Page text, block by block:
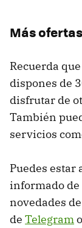
Más ofertas
Recuerda
dispones de
disfrutar de
También
servicios
Puedes estar
informado
novedades
de Telegram